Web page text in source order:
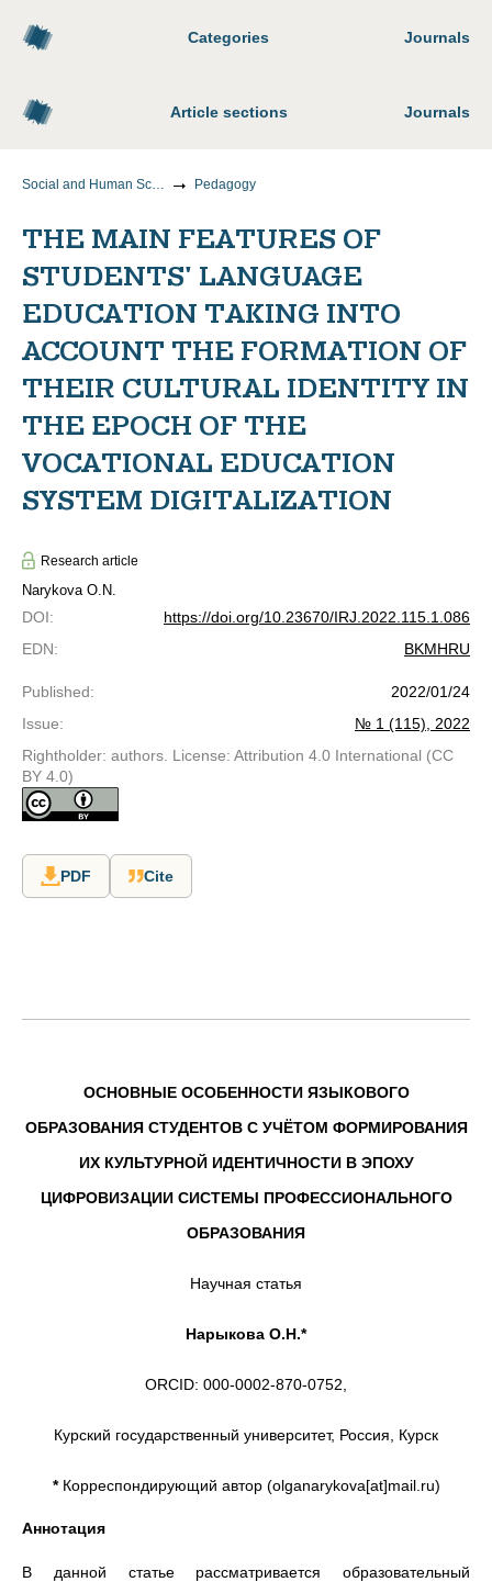
Categories Journals
Article sections Journals
Social and Human Sciences Pedagogy
THE MAIN FEATURES OF
STUDENTS' LANGUAGE
EDUCATION TAKING INTO
ACCOUNT THE FORMATION OF
THEIR CULTURAL IDENTITY IN
THE EPOCH OF THE
VOCATIONAL EDUCATION
SYSTEM DIGITALIZATION
Research article
Narykova O.N.
DOI:
https://doi.org/10.23670/IRJ.2022.115.1.086
EDN: BKMHRU
Published:
2022/01/24
Issue:
№ 1 (115), 2022
Rightholder: authors. License: Attribution 4.0 International (CC
BY 4.0)
PDF Cite
ОСНОВНЫЕ ОСОБЕННОСТИ ЯЗЫКОВОГО
ОБРАЗОВАНИЯ СТУДЕНТОВ С УЧЁТОМ ФОРМИРОВАНИЯ
ИХ КУЛЬТУРНОЙ ИДЕНТИЧНОСТИ В ЭПОХУ
ЦИФРОВИЗАЦИИ СИСТЕМЫ ПРОФЕССИОНАЛЬНОГО
ОБРАЗОВАНИЯ
Научная статья
Нарыкова О.Н.*
ORCID: 000-0002-870-0752,
Курский государственный университет, Россия, Курск
* Корреспондирующий автор (olganarykova[at]mail.ru)
Аннотация
В данной статье рассматривается образовательный